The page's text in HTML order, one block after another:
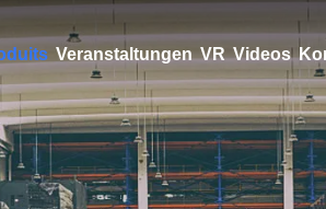
Veranstaltungen VR Videos